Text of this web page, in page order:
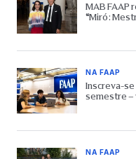
MAB FAAP
“Miró:
NA FAAP
Inscreva-se
semestre –
NA FAAP